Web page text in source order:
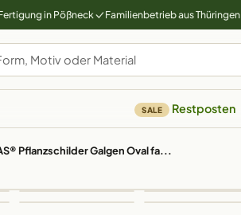
in Pößneck Familienbetrieb aus Thüringen
SALE Restposten
Pflanzschilder Galgen Oval fa...